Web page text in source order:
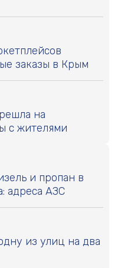
заказы в Крым
на
с жителями
и пропан в
адреса АЗС
из улиц на два